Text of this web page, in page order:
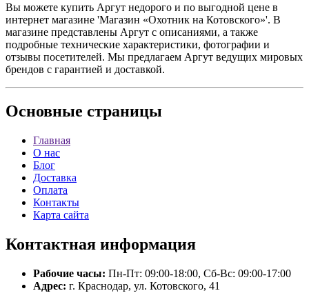
Вы можете купить Аргут недорого и по выгодной цене в
интернет магазине 'Магазин «Охотник на Котовского»'. В
магазине представлены Аргут с описаниями, а также
подробные технические характеристики, фотографии и
отзывы посетителей. Мы предлагаем Аргут ведущих мировых
брендов с гарантией и доставкой.
Основные страницы
Главная
О нас
Блог
Доставка
Оплата
Контакты
Карта сайта
Контактная информация
Рабочие часы: Пн-Пт: 09:00-18:00, Сб-Вс: 09:00-17:00
Адрес: г. Краснодар, ул. Котовского, 41